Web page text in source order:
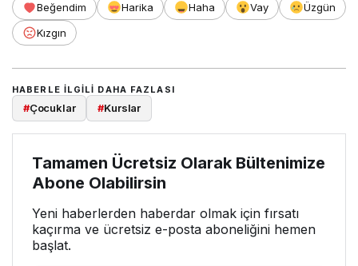
Beğendim Harika Haha Vay
Üzgün
Kızgın
HABERLE ILGILI DAHA FAZLASI
#Çocuklar #Kurslar
Tamamen Ücretsiz Olarak Bültenimize
Abone Olabilirsin
Yeni haberlerden haberdar olmak için fırsatı
kaçırma ve ücretsiz e-posta aboneliğini hemen
başlat.